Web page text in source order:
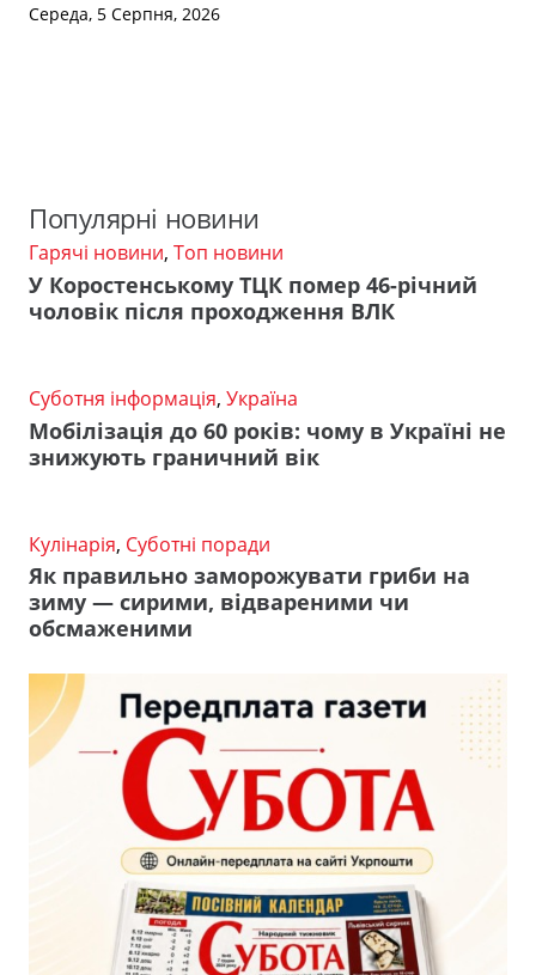
Середа, 5 Серпня, 2026
Популярні новини
Гарячі новини, Топ новини
У Коростенському ТЦК помер 46-річний
чоловік після проходження ВЛК
Суботня інформація, Україна
Мобілізація до 60 років: чому в Україні не
знижують граничний вік
Кулінарія, Суботні поради
Як правильно заморожувати гриби на
зиму — сирими, відвареними чи
обсмаженими